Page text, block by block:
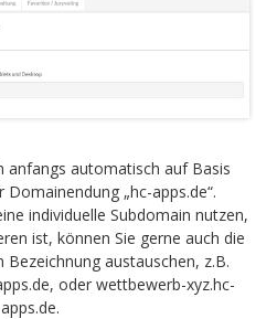
anfangs automatisch auf Basis
„hc-apps.de“.
individuelle Subdomain nutzen,
ist, können Sie gerne auch die
Bezeichnung austauschen, z.B.
oder wettbewerb-xyz.hc-
apps.de.